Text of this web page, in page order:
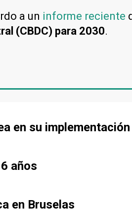
a un informe reciente
(CBDC) para 2030.
en su implementación
años
en Bruselas